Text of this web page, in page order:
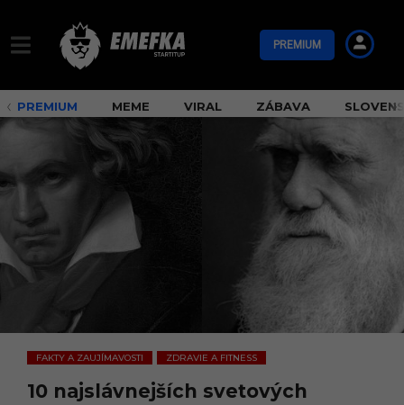
PREMIUM
PREMIUM MEME VIRAL ZÁBAVA
FAKTY A ZAUJÍMAVOSTI
,
ZDRAVIE A FITNESS
10 najslávnejších svetových